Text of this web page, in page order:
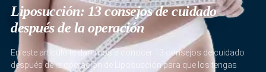
Liposucción: 13 consejos de cuidado
después de la operación
En este artículo te daremos a conocer 13 consejos de cuidado
después de la operación de Liposucción para que los tengas